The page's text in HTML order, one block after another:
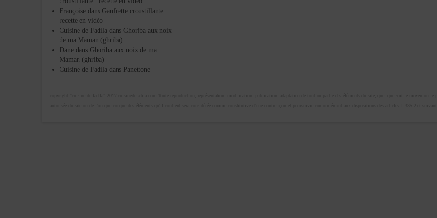
Françoise dans Gaufrette croustillante :
recette en vidéo
Cuisine de Fadila dans Ghoriba aux noix
de ma Maman (ghriba)
Dane dans Ghoriba aux noix de ma
Maman (ghriba)
Cuisine de Fadila dans Panettone